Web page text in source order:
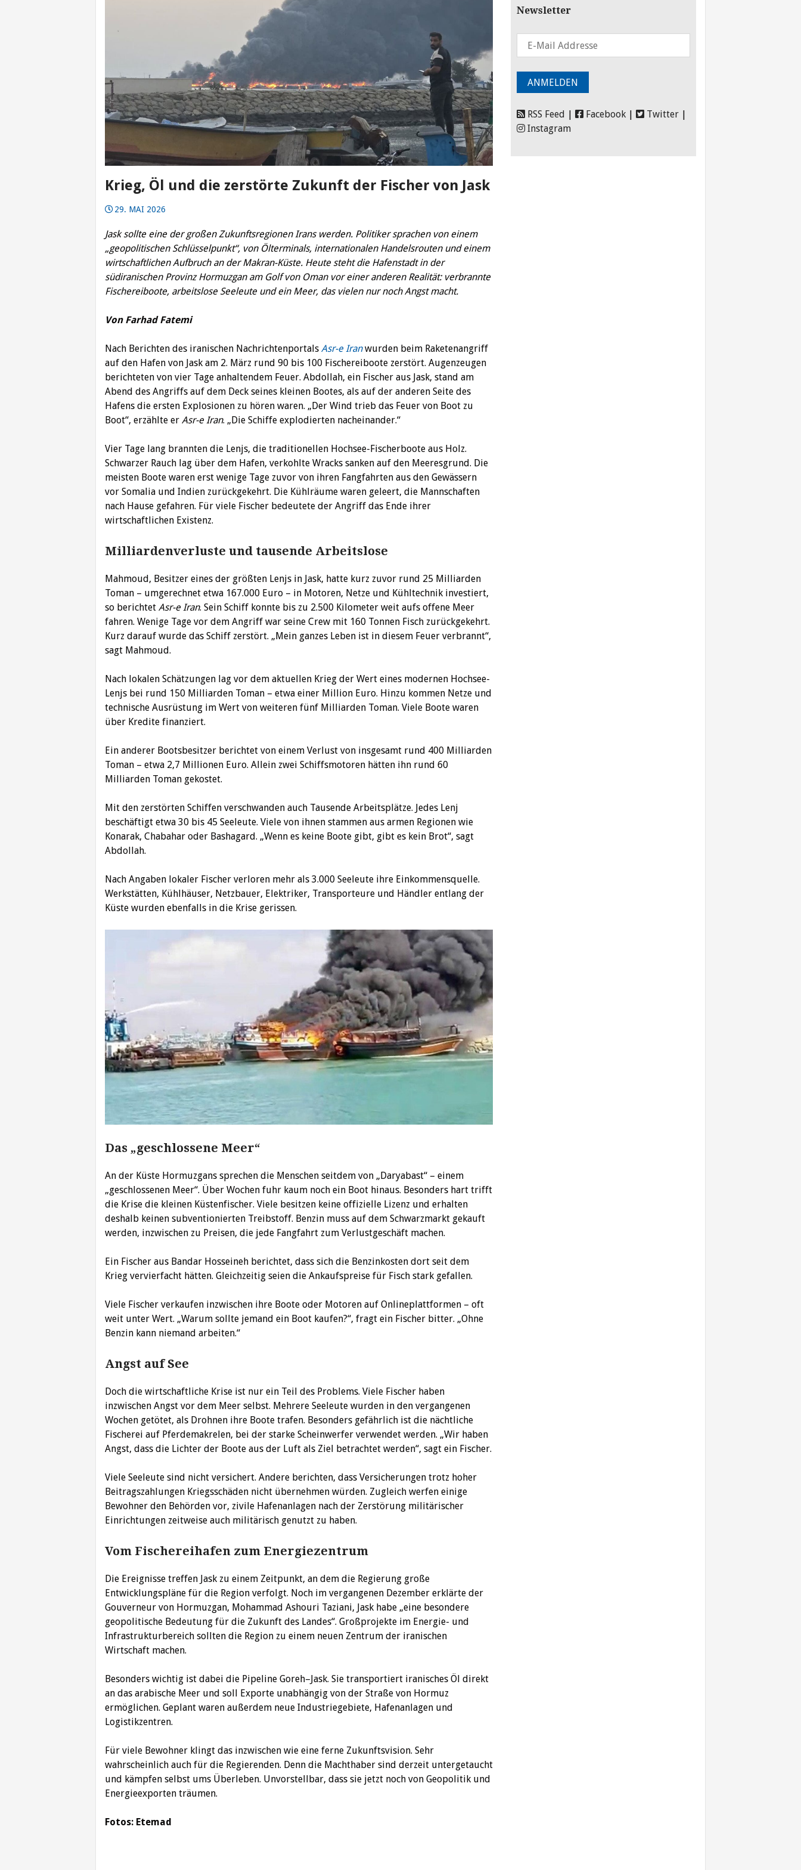
Krieg, Öl und die zerstörte Zukunft der Fischer von Jask
29. MAI 2026
Jask sollte eine der großen Zukunftsregionen Irans werden. Politiker sprachen von einem
„geopolitischen Schlüsselpunkt“, von Ölterminals, internationalen Handelsrouten und einem
wirtschaftlichen Aufbruch an der Makran-Küste. Heute steht die Hafenstadt in der
südiranischen Provinz Hormuzgan am Golf von Oman vor einer anderen Realität: verbrannte
Fischereiboote, arbeitslose Seeleute und ein Meer, das vielen nur noch Angst macht.
Von Farhad Fatemi
Nach Berichten des iranischen Nachrichtenportals Asr-e Iranwurden beim Raketenangriff
auf den Hafen von Jask am 2. März rund 90 bis 100 Fischereiboote zerstört. Augenzeugen
berichteten von vier Tage anhaltendem Feuer. Abdollah, ein Fischer aus Jask, stand am
Abend des Angriffs auf dem Deck seines kleinen Bootes, als auf der anderen Seite des
Hafens die ersten Explosionen zu hören waren. „Der Wind trieb das Feuer von Boot zu
Boot“, erzählte er Asr-e Iran. „Die Schiffe explodierten nacheinander.“
Vier Tage lang brannten die Lenjs, die traditionellen Hochsee-Fischerboote aus Holz.
Schwarzer Rauch lag über dem Hafen, verkohlte Wracks sanken auf den Meeresgrund. Die
meisten Boote waren erst wenige Tage zuvor von ihren Fangfahrten aus den Gewässern
vor Somalia und Indien zurückgekehrt. Die Kühlräume waren geleert, die Mannschaften
nach Hause gefahren. Für viele Fischer bedeutete der Angriff das Ende ihrer
wirtschaftlichen Existenz.
Milliardenverluste und tausende Arbeitslose
Mahmoud, Besitzer eines der größten Lenjs in Jask, hatte kurz zuvor rund 25 Milliarden
Toman – umgerechnet etwa 167.000 Euro – in Motoren, Netze und Kühltechnik investiert,
so berichtet Asr-e Iran. Sein Schiff konnte bis zu 2.500 Kilometer weit aufs offene Meer
fahren. Wenige Tage vor dem Angriff war seine Crew mit 160 Tonnen Fisch zurückgekehrt.
Kurz darauf wurde das Schiff zerstört. „Mein ganzes Leben ist in diesem Feuer verbrannt“,
sagt Mahmoud.
Nach lokalen Schätzungen lag vor dem aktuellen Krieg der Wert eines modernen Hochsee-
Lenjs bei rund 150 Milliarden Toman – etwa einer Million Euro. Hinzu kommen Netze und
technische Ausrüstung im Wert von weiteren fünf Milliarden Toman. Viele Boote waren
über Kredite finanziert.
Ein anderer Bootsbesitzer berichtet von einem Verlust von insgesamt rund 400 Milliarden
Toman – etwa 2,7 Millionen Euro. Allein zwei Schiffsmotoren hätten ihn rund 60
Milliarden Toman gekostet.
Mit den zerstörten Schiffen verschwanden auch Tausende Arbeitsplätze. Jedes Lenj
beschäftigt etwa 30 bis 45 Seeleute. Viele von ihnen stammen aus armen Regionen wie
Konarak, Chabahar oder Bashagard. „Wenn es keine Boote gibt, gibt es kein Brot“, sagt
Abdollah.
Nach Angaben lokaler Fischer verloren mehr als 3.000 Seeleute ihre Einkommensquelle.
Werkstätten, Kühlhäuser, Netzbauer, Elektriker, Transporteure und Händler entlang der
Küste wurden ebenfalls in die Krise gerissen.
Das „geschlossene Meer“
An der Küste Hormuzgans sprechen die Menschen seitdem von „Daryabast“ – einem
„geschlossenen Meer“. Über Wochen fuhr kaum noch ein Boot hinaus. Besonders hart trifft
die Krise die kleinen Küstenfischer. Viele besitzen keine offizielle Lizenz und erhalten
deshalb keinen subventionierten Treibstoff. Benzin muss auf dem Schwarzmarkt gekauft
werden, inzwischen zu Preisen, die jede Fangfahrt zum Verlustgeschäft machen.
Ein Fischer aus Bandar Hosseineh berichtet, dass sich die Benzinkosten dort seit dem
Krieg vervierfacht hätten. Gleichzeitig seien die Ankaufspreise für Fisch stark gefallen.
Viele Fischer verkaufen inzwischen ihre Boote oder Motoren auf Onlineplattformen – oft
weit unter Wert. „Warum sollte jemand ein Boot kaufen?“, fragt ein Fischer bitter. „Ohne
Benzin kann niemand arbeiten.“
Angst auf See
Doch die wirtschaftliche Krise ist nur ein Teil des Problems. Viele Fischer haben
inzwischen Angst vor dem Meer selbst. Mehrere Seeleute wurden in den vergangenen
Wochen getötet, als Drohnen ihre Boote trafen. Besonders gefährlich ist die nächtliche
Fischerei auf Pferdemakrelen, bei der starke Scheinwerfer verwendet werden. „Wir haben
Angst, dass die Lichter der Boote aus der Luft als Ziel betrachtet werden“, sagt ein Fischer.
Viele Seeleute sind nicht versichert. Andere berichten, dass Versicherungen trotz hoher
Beitragszahlungen Kriegsschäden nicht übernehmen würden. Zugleich werfen einige
Bewohner den Behörden vor, zivile Hafenanlagen nach der Zerstörung militärischer
Einrichtungen zeitweise auch militärisch genutzt zu haben.
Vom Fischereihafen zum Energiezentrum
Die Ereignisse treffen Jask zu einem Zeitpunkt, an dem die Regierung große
Entwicklungspläne für die Region verfolgt. Noch im vergangenen Dezember erklärte der
Gouverneur von Hormuzgan, Mohammad Ashouri Taziani, Jask habe „eine besondere
geopolitische Bedeutung für die Zukunft des Landes“. Großprojekte im Energie- und
Infrastrukturbereich sollten die Region zu einem neuen Zentrum der iranischen
Wirtschaft machen.
Besonders wichtig ist dabei die Pipeline Goreh–Jask. Sie transportiert iranisches Öl direkt
an das arabische Meer und soll Exporte unabhängig von der Straße von Hormuz
ermöglichen. Geplant waren außerdem neue Industriegebiete, Hafenanlagen und
Logistikzentren.
Für viele Bewohner klingt das inzwischen wie eine ferne Zukunftsvision. Sehr
wahrscheinlich auch für die Regierenden. Denn die Machthaber sind derzeit untergetaucht
und kämpfen selbst ums Überleben. Unvorstellbar, dass sie jetzt noch von Geopolitik und
Energieexporten träumen.
Fotos: Etemad
Newsletter
RSS Feed Facebook Twitter
Instagram